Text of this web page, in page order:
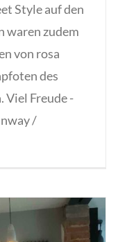
Style auf den
waren zudem
von rosa
des
Viel Freude -
/